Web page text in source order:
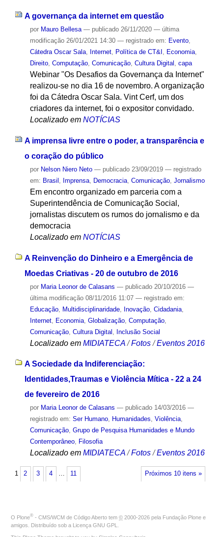
A governança da internet em questão
por Mauro Bellesa — publicado26/11/2020 — última
modificação26/01/2021 14:30 — registrado em: Evento,
Cátedra Oscar Sala, Internet, Política de CT&I , Economia,
Direito, Computação, Comunicação, Cultura Digital , capa
Webinar "Os Desafios da Governança da Internet"
realizou-se no dia 16 de novembro. A organização
foi da Cátedra Oscar Sala. Vint Cerf, um dos
criadores da internet, foi o expositor convidado.
Localizado em NOTÍCIAS
A imprensa livre entre o poder, a transparência e
o coração do público
por Nelson Niero Neto — publicado23/09/2019 — registrado
em: Brasil Imprensa, Democracia, Comunicação, Jornalismo
Em encontro organizado em parceria com a
Superintendência de Comunicação Social,
jornalistas discutem os rumos do jornalismo e da
democracia
Localizado em NOTÍCIAS
A Reinvenção do Dinheiro e a Emergência de
Moedas Criativas - 20 de outubro de 2016
por Maria Leonor de Calasans — publicado20/10/2016 —
última modificação08/11/2016 11:07 — registrado em:
Educação, Multidisciplinaridade, Inovação, Cidadania,
Internet, Economia, Globalização, Computação,
Comunicação, Cultura Digital Inclusão Social
Localizado em MIDIATECA /Fotos /Eventos 2016
A Sociedade da Indiferenciação:
Identidades,Traumas e Violência Mítica - 22 a 24
de fevereiro de 2016
por Maria Leonor de Calasans — publicado14/03/2016 —
registrado em: Ser Humano, Humanidades, Violência,
Comunicação, Grupo de Pesquisa Humanidades e Mundo
Contemporâneo, Filosofia
Localizado em MIDIATECA /Fotos /Eventos 2016
Próximos 10 itens »
1 2 3 4 … 11
O Plone® - CMS/WCM de Código Aberto tem © 2000-2026 pela Fundação Plone e
amigos. Distribuído sob a Licença GNU GPL